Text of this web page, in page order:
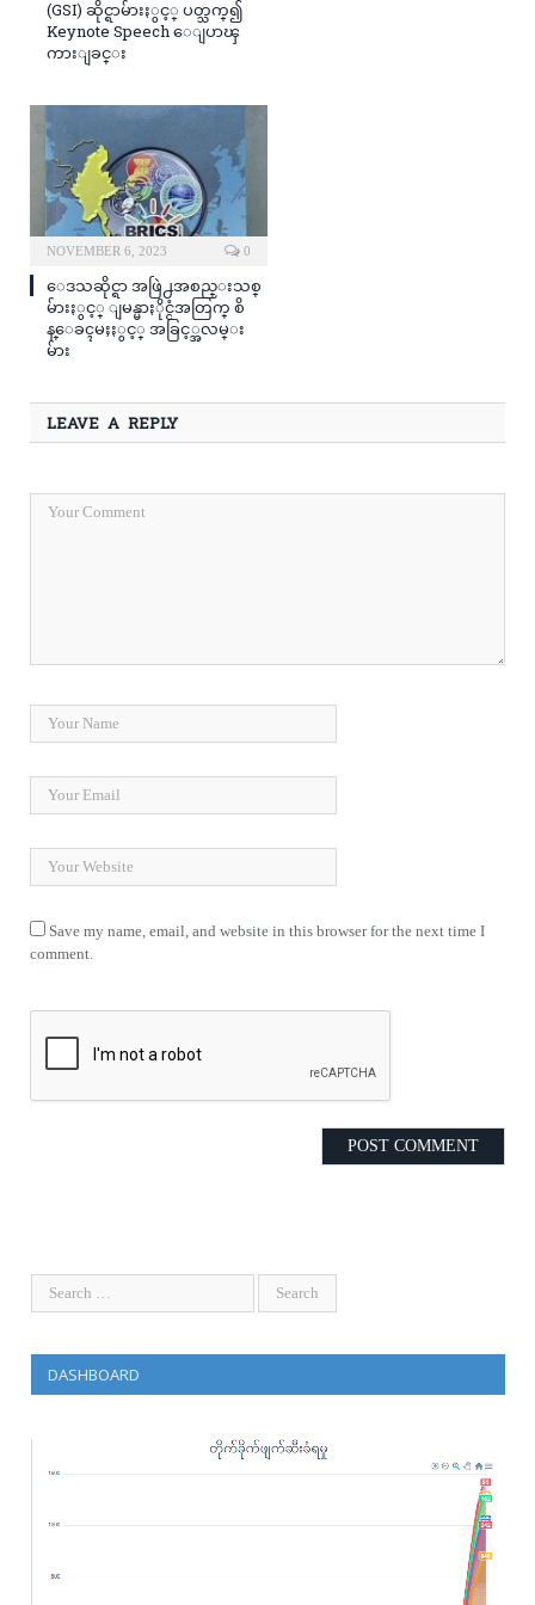
(GSI) ဆိုင္ရာမ်ားႏွင့္ ပတ္သက္၍
Keynote Speech ေျပာၾ
ကားျခင္း
NOVEMBER 6, 2023 0
ေဒသဆိုင္ရာ အဖြဲ႕အစည္းသစ္
မ်ားႏွင့္ ျမန္မာႏိုင္ငံအတြက္ စိ
န္ေခၚမႈႏွင့္ အခြင့္အလမ္း
မ်ား
LEAVE A REPLY
Save my name, email, and website in this browser for the next time I
comment.
DASHBOARD